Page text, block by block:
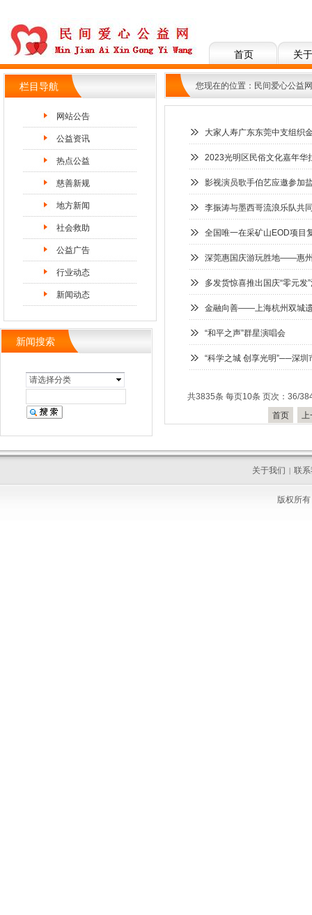
首页 关
栏目导航
网站公告
公益资讯
热点公益
慈善新规
地方新闻
社会救助
公益广告
行业动态
新闻动态
新闻搜索
请选择分类
您现在的位置： 民间爱心公益网
大家人寿广东东莞中支组织
2023光明区民俗文化嘉年华
影视演员歌手伯艺应邀参加
李振涛与墨西哥流浪乐队共
全国唯一在采矿山EOD项目
深莞惠国庆游玩胜地——惠
多发货惊喜推出国庆“零元发
金融向善——上海杭州双城
“和平之声”群星演唱会
“科学之城 创享光明”──深
共3835条 每页10条 页次：36/
首页
上
关于我们 | 联
版权所